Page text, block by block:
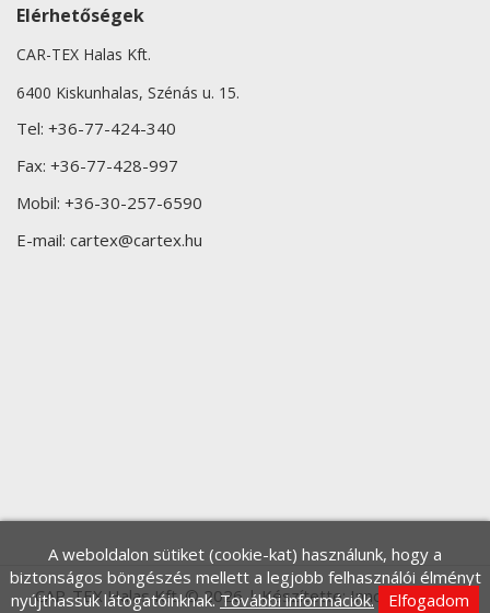
Elérhetőségek
CAR-TEX Halas Kft.
6400 Kiskunhalas, Szénás u. 15.
Tel: +36-77-424-340
Fax: +36-77-428-997
Mobil: +36-30-257-6590
E-mail: cartex@cartex.hu
CAR-TEX Halas Kft. © 2026 | Készítette:Innovip.hu Kft.
A weboldalon sütiket (cookie-kat) használunk, hogy a
biztonságos böngészés mellett a legjobb felhasználói élményt
nyújthassuk látogatóinknak.További információk. Elfogadom